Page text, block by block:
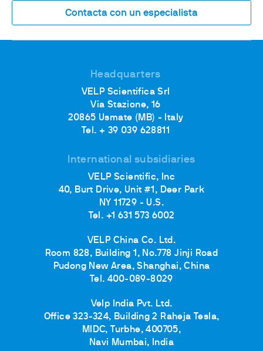
Contacta con un especialista
Headquarters
VELP Scientifica Srl
Via Stazione, 16
20865 Usmate (MB) - Italy
Tel. + 39 039 628811
International subsidiaries
VELP Scientific, Inc
40, Burt Drive, Unit #1, Deer Park
NY 11729 - U.S.
Tel. +1 631 573 6002
VELP China Co. Ltd.
Room 828, Building 1, No.778 Jinji Road
Pudong New Area, Shanghai, China
Tel. 400-089-8029
Velp India Pvt. Ltd.
Office 323-324, Building 2 Raheja Tesla,
MIDC, Turbhe, 400705,
Navi Mumbai, India